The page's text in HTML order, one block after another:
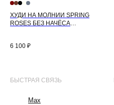
ХУДИ НА МОЛНИИ SPRING
ROSES БЕЗ НАЧЁСА
6 100 ₽
БЫСТРАЯ СВЯЗЬ
Max